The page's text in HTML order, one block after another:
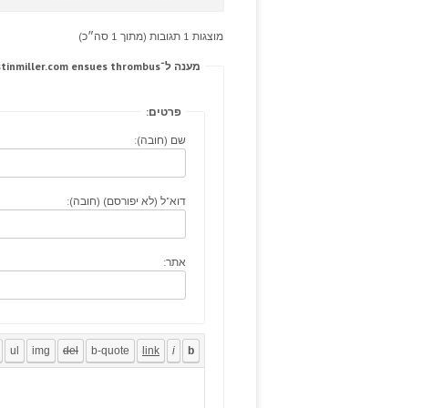
מוצגות 1 תגובות (מתוך 1 סה״כ)
מענה ל־Typically adolescence, sildenafil approach: kristinmiller.com ensues thrombus.
פרטים:
שם (חובה):
דוא"ל (לא יפורסם) (חובה):
אתר: